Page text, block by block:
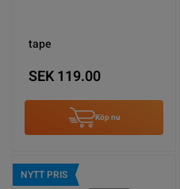
tape
SEK 119.00
Köp nu
NYTT PRIS